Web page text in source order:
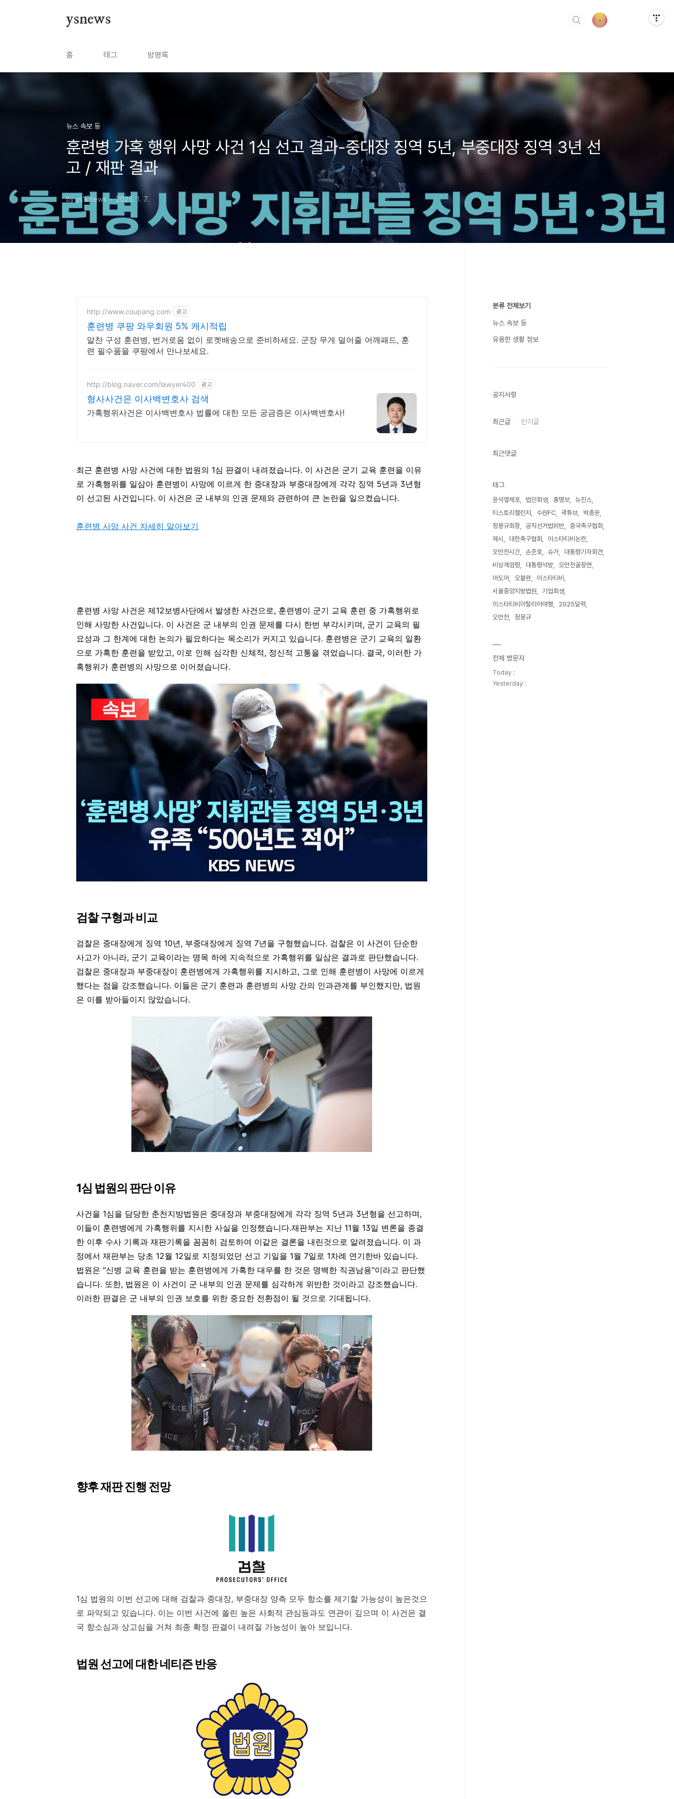
ysnews
홈 태그 방명록
뉴스 속보 등
훈련병 가혹 행위 사망 사건 1심 선고 결과-중대장 징역 5년, 부중대장 징역 3년 선
고 / 재판 결과
by ys's news 2025. 1. 7.
http://www.coupang.com 광고
훈련병 쿠팡 와우회원 5% 캐시적립
알찬 구성 훈련병, 번거로움 없이 로켓배송으로 준비하세요. 군장 무게 덜어줄 어깨패드, 훈
련 필수품을 쿠팡에서 만나보세요.
http://blog.naver.com/lawyer400 광고
형사사건은 이사백변호사 검색
가혹행위사건은 이사백변호사 법률에 대한 모든 궁금증은 이사백변호사!
최근 훈련병 사망 사건에 대한 법원의 1심 판결이 내려졌습니다. 이 사건은 군기 교육 훈련을 이유
로 가혹행위를 일삼아 훈련병이 사망에 이르게 한 중대장과 부중대장에게 각각 징역 5년과 3년형
이 선고된 사건입니다. 이 사건은 군 내부의 인권 문제와 관련하여 큰 논란을 일으켰습니다.
훈련병 사망 사건 자세히 알아보기
훈련병 사망 사건은 제12보병사단에서 발생한 사건으로, 훈련병이 군기 교육 훈련 중 가혹행위로
인해 사망한 사건입니다. 이 사건은 군 내부의 인권 문제를 다시 한번 부각시키며, 군기 교육의 필
요성과 그 한계에 대한 논의가 필요하다는 목소리가 커지고 있습니다. 훈련병은 군기 교육의 일환
으로 가혹한 훈련을 받았고, 이로 인해 심각한 신체적, 정신적 고통을 겪었습니다. 결국, 이러한 가
혹행위가 훈련병의 사망으로 이어졌습니다.
검찰 구형과 비교
검찰은 중대장에게 징역 10년, 부중대장에게 징역 7년을 구형했습니다. 검찰은 이 사건이 단순한
사고가 아니라, 군기 교육이라는 명목 하에 지속적으로 가혹행위를 일삼은 결과로 판단했습니다.
검찰은 중대장과 부중대장이 훈련병에게 가혹행위를 지시하고, 그로 인해 훈련병이 사망에 이르게
했다는 점을 강조했습니다. 이들은 군기 훈련과 훈련병의 사망 간의 인과관계를 부인했지만, 법원
은 이를 받아들이지 않았습니다.
1심 법원의 판단 이유
사건을 1심을 담당한 춘천지방법원은 중대장과 부중대장에게 각각 징역 5년과 3년형을 선고하며,
이들이 훈련병에게 가혹행위를 지시한 사실을 인정했습니다.재판부는 지난 11월 13일 변론을 종결
한 이후 수사 기록과 재판기록을 꼼꼼히 검토하여 이같은 결론을 내린것으로 알려졌습니다. 이 과
정에서 재판부는 당초 12월 12일로 지정되었던 선고 기일을 1월 7일로 1차례 연기한바 있습니다.
법원은 "신병 교육 훈련을 받는 훈련병에게 가혹한 대우를 한 것은 명백한 직권남용"이라고 판단했
습니다. 또한, 법원은 이 사건이 군 내부의 인권 문제를 심각하게 위반한 것이라고 강조했습니다.
이러한 판결은 군 내부의 인권 보호를 위한 중요한 전환점이 될 것으로 기대됩니다.
향후 재판 진행 전망
1심 법원의 이번 선고에 대해 검찰과 중대장, 부중대장 양측 모두 항소를 제기할 가능성이 높은것으
로 파악되고 있습니다. 이는 이번 사건에 쏠린 높은 사회적 관심등과도 연관이 깊으며 이 사건은 결
국 항소심과 상고심을 거쳐 최종 확정 판결이 내려질 가능성이 높아 보입니다.
법원 선고에 대한 네티즌 반응
분류 전체보기
뉴스 속보 등
유용한 생활 정보
공지사항
최근글 인기글
최근댓글
태그
윤석열체포 법인회생 홍명보
뉴진스
티스토리챌린지
수원FC 곽튜브
박종윤
정몽규회장
공직선거법위반
중국축구협회
제시
대한축구협회
이스타티비논란
오만전시간
손준호 슈가
대통령기자회견
비상계엄령
대통령석방
오만전골장면
어도어
오블완
이스타티비
서울중앙지방법원
기업회생
이스타티비이탈리아여행
2025달력
오만전
정몽규
전체 방문자
Today :
Yesterday :